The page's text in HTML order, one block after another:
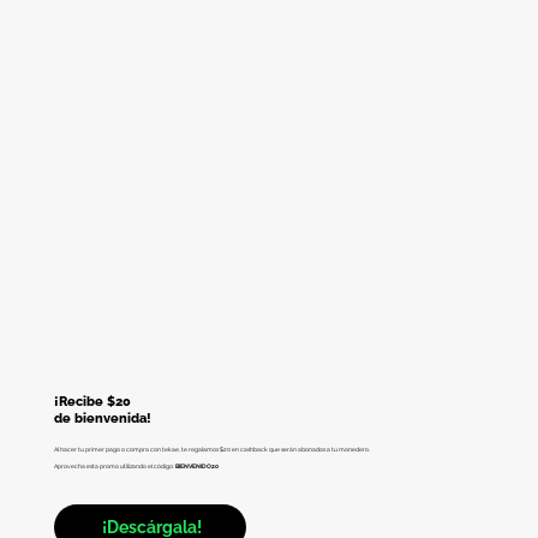
¡Recibe $20
de bienvenida!
Al hacer tu primer pago o compra con tekae, te regalamos $20 en cashback que serán abonados a tu monedero.
Aprovecha esta promo utilizando el código:BIENVENIDO20
¡Descárgala!